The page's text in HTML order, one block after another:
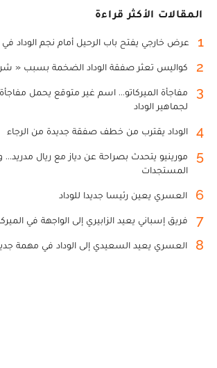
المقالات الأكثر قراءة
1 عرض خارجي يفتح باب الرحيل أمام نجم الوداد في
2 كواليس تعثر صفقة الوداد الضخمة بسبب «
3
مفاجأة الميركاتو... اسم غير متوقع يحمل مفاجأة
لجماهير الوداد
4 الوداد يقترب من خطف صفقة جديدة من الرجاء
5
مورينيو يتحدث بصراحة عن دياز مع ريال
المستجدات
6 العسري يعين رئيسا جديدا للوداد
7 فريق إسباني يعيد الزابيري إلى الواجهة في
8 العسري يعيد السعيدي إلى الوداد في مهمة